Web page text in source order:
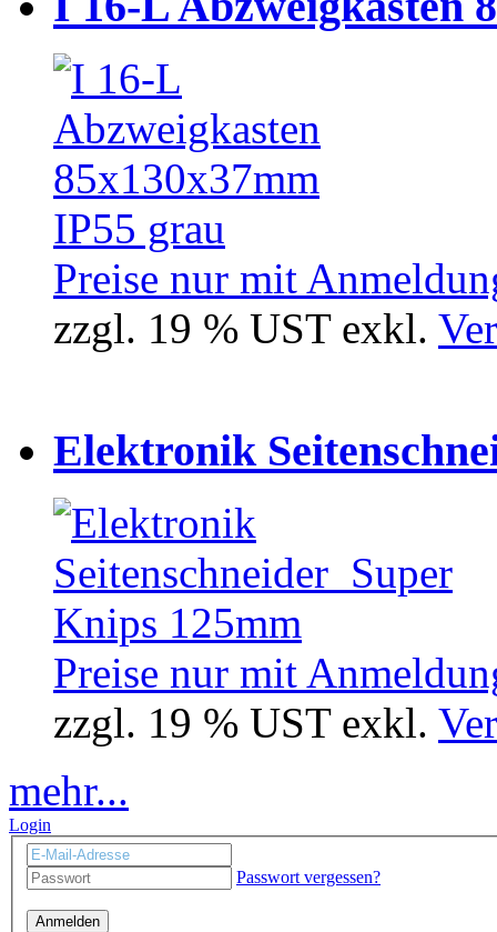
Preise nur mit
zzgl. 19 % UST exkl.
Elektronik
Preise nur mit
zzgl. 19 % UST exkl.
mehr...
Login
Passwort vergessen?
Anmelden